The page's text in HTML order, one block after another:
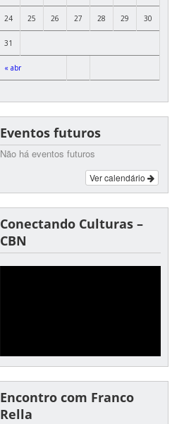
« abr
24 25 26 27 28 29 30
31
Eventos futuros
Não há eventos futuros
Ver calendário
Conectando Culturas –
CBN
Encontro com Franco
Rella